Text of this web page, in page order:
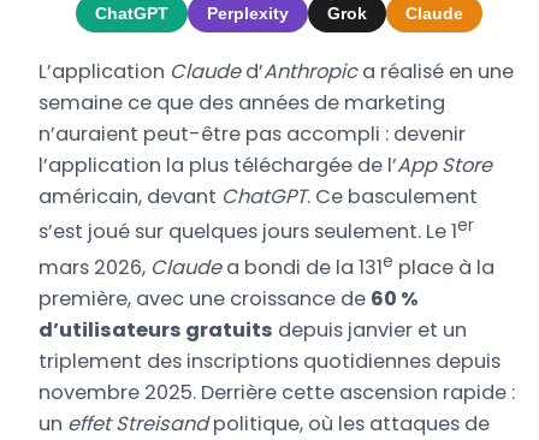
ChatGPT Perplexity Grok Claude
L’application Clauded’Anthropica réalisé en une
semaine ce que des années de marketing
n’auraient peut-être pas accompli : devenir
l’application la plus téléchargée de l’App Store
américain, devant ChatGPT. Ce basculement
s’est joué sur quelques jours seulement. Le 1er
mars 2026, Claudea bondi de la 131e place à la
première, avec une croissance de 60 %
d’utilisateurs gratuits depuis janvier et un
triplement des inscriptions quotidiennes depuis
novembre 2025. Derrière cette ascension rapide :
un effet Streisandpolitique, où les attaques de